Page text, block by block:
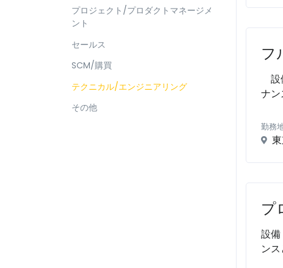
プロジェクト/プロダクトマネージメ
ント
セールス
SCM/購買
テクニカル/エンジニアリング
その他
フ
設
ナ
勤務
プ
設
ン